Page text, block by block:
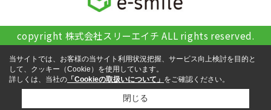
copyright 株式会社スリーエイチ ALL rights reserved.
当サイトでは、お客様の当サイト利用状況把握、サービス向上検討を目的と
して、クッキー（Cookie）を使用しています。
詳しくは、当社の 「Cookieの取扱いについて」 をご確認ください。
閉じる